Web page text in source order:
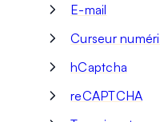
E-mail
Curseur
hCaptcha
reCAPTCHA